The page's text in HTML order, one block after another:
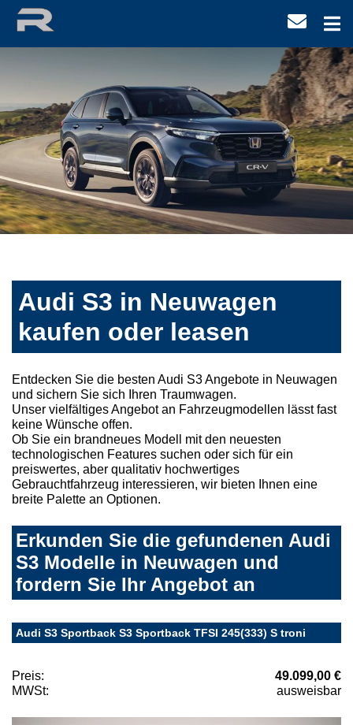
Audi S3 in Neuwagen
kaufen oder leasen
Entdecken Sie die besten Audi S3 Angebote in Neuwagen
und sichern Sie sich Ihren Traumwagen.
Unser vielfältiges Angebot an Fahrzeugmodellen lässt fast
keine Wünsche offen.
Ob Sie ein brandneues Modell mit den neuesten
technologischen Features suchen oder sich für ein
preiswertes, aber qualitativ hochwertiges
Gebrauchtfahrzeug interessieren, wir bieten Ihnen eine
breite Palette an Optionen.
Erkunden Sie die gefundenen Audi
S3 Modelle in Neuwagen und
fordern Sie Ihr Angebot an
Audi S3 Sportback S3 Sportback TFSI 245(333) S troni
Preis:
49.099,00 €
MWSt:
ausweisbar